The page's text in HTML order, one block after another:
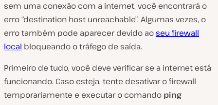
sem uma conexão com a internet, você encontrará o
erro “destination host unreachable”. Algumas vezes, o
erro também pode aparecer devido aoseu firewall
local bloqueando o tráfego de saída.
Primeiro de tudo, você deve verificar se a internet está
funcionando. Caso esteja, tente desativar o firewall
temporariamente e executar o comando ping